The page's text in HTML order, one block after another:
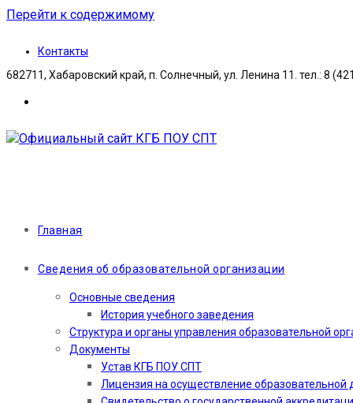
Перейти к содержимому
Контакты
682711, Хабаровский край, п. Солнечный, ул. Ленина 11. тел.: 8
Главная
Сведения об образовательной организации
Основные сведения
История учебного заведения
Структура и органы управления образовательной
Документы
Устав КГБ ПОУ СПТ
Лицензия на осуществление образовательной